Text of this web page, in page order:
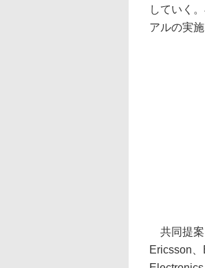
していく
アルの実
共同提案
Ericsson